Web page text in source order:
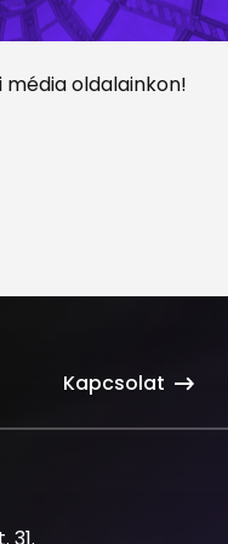
média oldalainkon!
Kapcsolat